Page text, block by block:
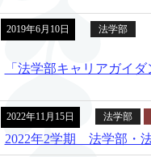
2019年6月10日 法学部
「法学部キャリアガイダ
2022年11月15日 法学部
2022年2学期 法学部・